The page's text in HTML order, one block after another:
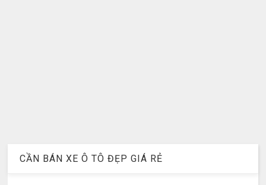
CẦN BÁN XE Ô TÔ ĐẸP GIÁ RẺ